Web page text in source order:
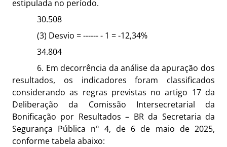
estipulada no período.
30.508
(3) Desvio = ------ - 1 = -12,34%
34.804
6. Em decorrência da análise da apuração dos
resultados, os indicadores foram classificados
considerando as regras previstas no artigo 17 da
Deliberação da Comissão Intersecretarial da
Bonificação por Resultados – BR da Secretaria da
Segurança Pública nº 4, de 6 de maio de 2025,
conforme tabela abaixo: